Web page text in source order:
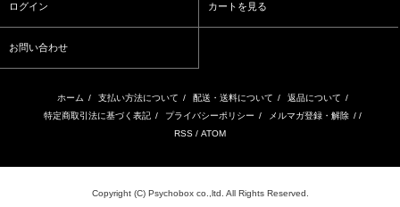
ログイン カートを見る
お問い合わせ
ホーム / 支払い方法について / 配送・送料について / 返品について /
特定商取引法に基づく表記 / プライバシーポリシー / メルマガ登録・解除 / /
RSS / ATOM
Copyright (C) Psychobox co.,ltd. All Rights Reserved.